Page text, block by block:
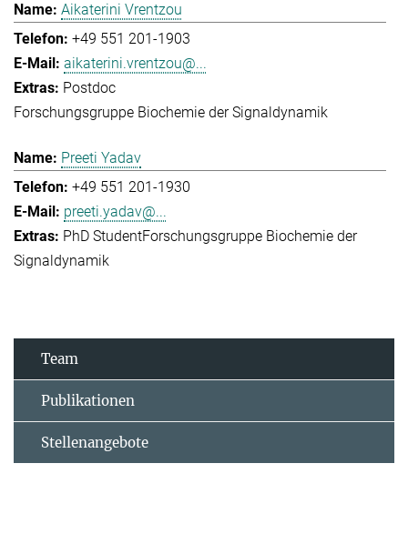
Aikaterini Vrentzou
+49 551 201-1903
aikaterini.vrentzou@...
Postdoc
Forschungsgruppe Biochemie der Signaldynamik
Preeti Yadav
+49 551 201-1930
preeti.yadav@...
PhD StudentForschungsgruppe Biochemie der
Signaldynamik
Team
Publikationen
Stellenangebote